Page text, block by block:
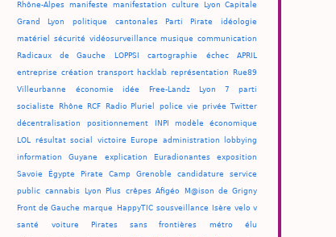
Rhône-Alpes manifeste manifestation culture
Lyon Capitale
Grand Lyon
politique cantonales Parti Pirate idéologie
matériel sécurité vidéosurveillance musique communication
Radicaux de Gauche LOPPSI cartographie échec APRIL
entreprise création transport hacklab représentation Rue89
Villeurbanne économie idée Free-Landz Lyon 7 parti
socialiste Rhône RCF Radio Pluriel police vie privée Twitter
décentralisation positionnement INPI modèle économique
LOL résultat social victoire Europe administration lobbying
information Guyane explication Euradionantes exposition
Savoie Égypte Pirate Camp Grenoble candidature service
public cannabis Lyon Plus crêpes Afigéo M@ison de Grigny
Front de Gauche marque HappyTIC sousveillance Isère velo v
santé voiture Pirates sans frontières métro élu